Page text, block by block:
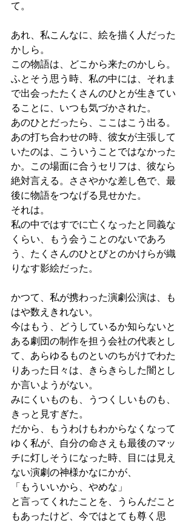
て。
あれ、私こんなに、絵を描く人だった
かしら。
この物語は、どこから来たのかしら。
ふとそう思う時、私の中には、それま
で出会ったたくさんのひとが生きてい
ることに、いつも気づかされた。
あのひとだったら、ここはこう出る。
あの打ち合わせの時、彼女が主張して
いたのは、こういうことではなかった
か。この場面に合うセリフは、彼なら
絶対言える。ささやかな差し色で、最
後に物語をつなげる見せかた。
それは。
私の中ではすでに亡くなったと同義な
くらい、もう会うことのないであろ
う、たくさんのひとびとのかけらが織
りなす影絵だった。
かつて、私が携わった演劇公演は、も
はや数えきれない。
今はもう、どうしているか知らないと
ある劇団の制作を担う会社の代表とし
て、あらゆるものといのちがけでわた
りあった日々は、きらきらした闇とし
か言いようがない。
みにくいものも、うつくしいものも、
きっと見すぎた。
だから、もうわけもわからなくなって
ゆく私が、自分の命さえも最後のマッ
チに灯しそうになった時、目には見え
ない演劇の神様かなにかが、
「もういいから、やめな」
と言ってくれたことを、うらんだこと
もあったけど、今ではとても尊く思